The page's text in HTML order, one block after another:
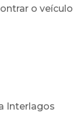
o veículo
Interlagos